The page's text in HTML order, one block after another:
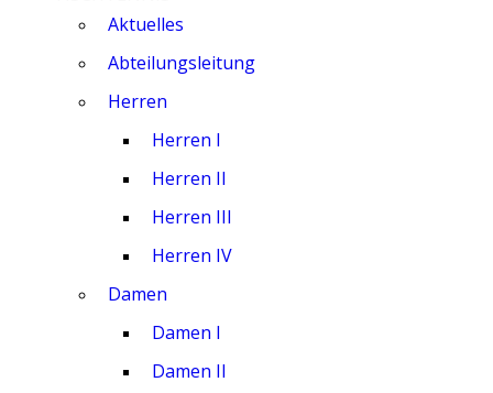
Aktuelles
Abteilungsleitung
Herren
Herren I
Herren II
Herren III
Herren IV
Damen
Damen I
Damen II